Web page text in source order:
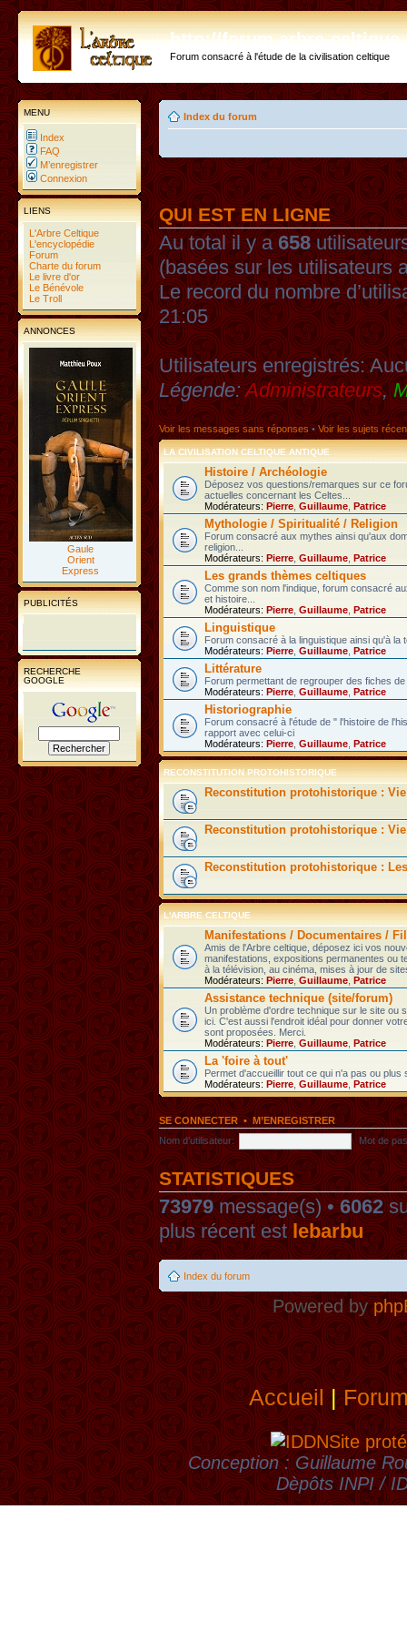
http://forum.arbre-
Forum consacré à l'étude de la civilisation celtique
MENU
Index
FAQ
M’enregistrer
Connexion
LIENS
L'Arbre Celtique
L'encyclopédie
Forum
Charte du forum
Le livre d'or
Le Bénévole
Le Troll
ANNONCES
Gaule
Orient
Express
PUBLICITÉS
RECHERCHE
GOOGLE
Index du forum
QUI EST EN LIGNE
Au total il y a658
(basées sur les utilisateurs
Le record du nombre
21:05
Utilisateurs enregistrés:
Légende:Administrateurs,
Voir les messages sans réponses•Voir les sujets
LA CIVILISATION CELTIQUE ANTIQUE
Histoire / Archéologie
Déposez vos questions/remarques sur ce
actuelles concernant les Celtes...
Modérateurs: Pierre Guillaume Patrice
Mythologie / Spiritualité / Religion
Forum consacré aux mythes ainsi qu'aux
religion...
Modérateurs: Pierre Guillaume Patrice
Les grands thèmes celtiques
Comme son nom l'indique, forum consacré
et histoire...
Modérateurs: Pierre Guillaume Patrice
Linguistique
Forum consacré à la linguistique ainsi qu'à la
Modérateurs: Pierre Guillaume Patrice
Littérature
Forum permettant de regrouper des fiches
Modérateurs: Pierre Guillaume Patrice
Historiographie
Forum consacré à l'étude de " l'histoire de
rapport avec celui-ci
Modérateurs: Pierre Guillaume Patrice
RECONSTITUTION PROTOHISTORIQUE
Reconstitution protohistorique :
Reconstitution protohistorique :
Reconstitution protohistorique :
L'ARBRE CELTIQUE
Manifestations / Documentaires /
Amis de l'Arbre celtique, déposez ici vos
manifestations, expositions permanentes ou
à la télévision, au cinéma, mises à jour de
Modérateurs: Pierre Guillaume Patrice
Assistance technique (site/forum)
Un problème d'ordre technique sur le site ou
ici. C'est aussi l'endroit idéal pour donner
sont proposées. Merci.
Modérateurs: Pierre Guillaume Patrice
La 'foire à tout'
Permet d'accueillir tout ce qui n'a pas ou
Modérateurs: Pierre Guillaume Patrice
SE CONNECTER•M’ENREGISTRER
Nom d’utilisateur:
Mot de
STATISTIQUES
73979message(s) •6062
plus récent estlebarbu
Index du forum
Powered by
Accueil|
Site
Conception : Guillaume
Dèpôts INPI /